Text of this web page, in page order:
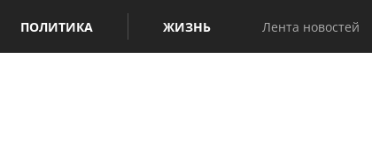
ПОЛИТИКА ЖИЗНЬ Лента новостей